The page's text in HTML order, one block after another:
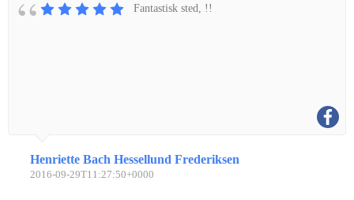
Fantastisk sted, !!
Henriette Bach Hessellund Frederiksen
2016-09-29T11:27:50+0000